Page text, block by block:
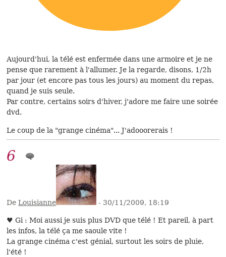
Aujourd'hui, la télé est enfermée dans une armoire et je ne
pense que rarement à l'allumer. Je la regarde, disons, 1/2h
par jour (et encore pas tous les jours) au moment du repas,
quand je suis seule.
Par contre, certains soirs d'hiver, j'adore me faire une soirée
dvd.
Le coup de la "grange cinéma"... J'adooorerais !
6
DeLouisianne - 30/11/2009, 18:19
♥ Gi : Moi aussi je suis plus DVD que télé ! Et pareil, à part
les infos, la télé ça me saoule vite !
La grange cinéma c'est génial, surtout les soirs de pluie,
l'été !